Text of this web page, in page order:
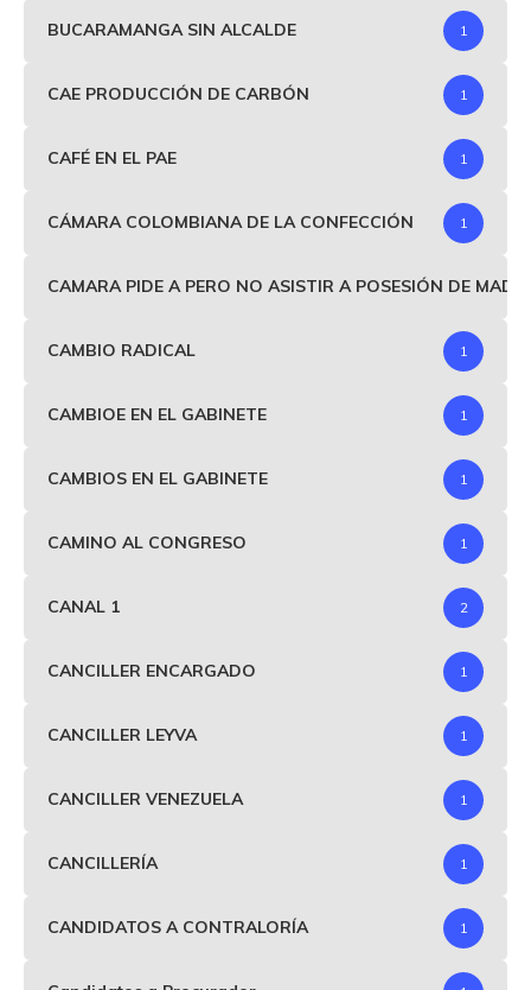
BUCARAMANGA SIN ALCALDE 1
CAE PRODUCCIÓN DE CARBÓN 1
CAFÉ EN EL PAE 1
CÁMARA COLOMBIANA DE LA CONFECCIÓN 1
CAMARA PIDE A PERO NO ASISTIR A POSESIÓN DE
CAMBIO RADICAL 1
CAMBIOE EN EL GABINETE 1
CAMBIOS EN EL GABINETE 1
CAMINO AL CONGRESO 1
CANAL 1 2
CANCILLER ENCARGADO 1
CANCILLER LEYVA 1
CANCILLER VENEZUELA 1
CANCILLERÍA 1
CANDIDATOS A CONTRALORÍA 1